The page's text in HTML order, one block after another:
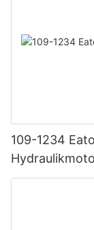
109-1234